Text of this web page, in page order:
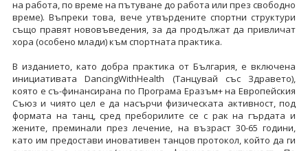
на работа, по време на пътуване до работа или през свободно
време). Въпреки това, вече утвърдените спортни структури
също правят нововъведения, за да продължат да привличат
хора (особено млади) към спортната практика.
В изданието, като добра практика от България, е включена
инициативата DancingWithHealth (Танцувай със Здравето),
която е съ-финансирана по Програма Еразъм+ на Европейския
Съюз и чиято цел е да насърчи физическата активност, под
формата на танц, сред преборилите се с рак на гърдата и
жените, преминали през лечение, на възраст 30-65 години,
като им предостави иновативен танцов протокол, който да ги